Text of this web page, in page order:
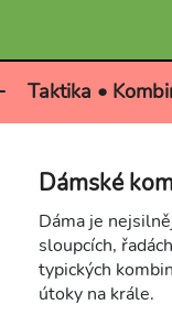
Taktika •
Dámské
Dáma je
sloupcích,
typických
útoky na krále.